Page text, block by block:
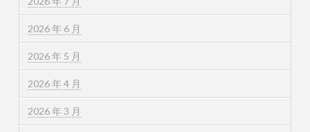
2026 年 6 月
2026 年 5 月
2026 年 4 月
2026 年 3 月